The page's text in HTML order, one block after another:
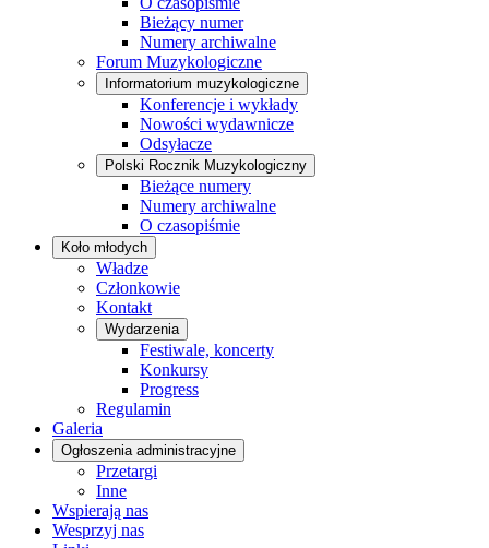
Bieżący numer
Numery archiwalne
Forum Muzykologiczne
Informatorium muzykologiczne
Konferencje i wykłady
Nowości wydawnicze
Odsyłacze
Polski Rocznik Muzykologiczny
Bieżące numery
Numery archiwalne
O czasopiśmie
Koło młodych
Władze
Członkowie
Kontakt
Wydarzenia
Festiwale, koncerty
Konkursy
Progress
Regulamin
Galeria
Ogłoszenia administracyjne
Przetargi
Inne
Wspierają nas
Wesprzyj nas